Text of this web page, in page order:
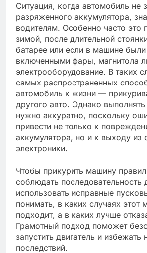
Ситуация, когда автомобиль не
разряженного аккумулятора,
водителям. Особенно часто это
зимой, после длительной
батарее или если в машине были
включенными фары, магнитола
электрооборудование. В таких
самых распространенных
автомобиль к жизни —
другого авто. Однако
нужно аккуратно, поскольку
привести не только к
аккумулятора, но и к выходу из
электроники.
Чтобы прикурить машину
соблюдать последовательность
использовать исправные
понимать, в каких случаях этот
подходит, а в каких лучше
Грамотный подход поможет
запустить двигатель и избежать
последствий.